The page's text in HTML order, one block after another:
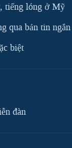
tiếng lóng ở Mỹ
qua bản tin ngắn
biệt
đàn